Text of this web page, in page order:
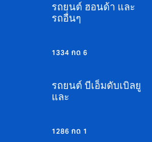
รถยนต์ ฮอนด้า และ
รถอื่นๆ
1334 กด 6
รถยนต์ บีเอ็มดับเบิลยู
และ
1286 กด 1